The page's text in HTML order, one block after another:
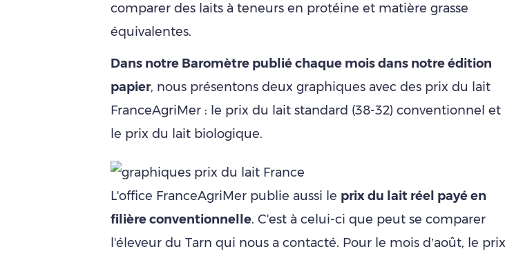
comparer des laits à teneurs en protéine et matière grasse
équivalentes.
Dans notre Baromètre publié chaque mois dans notre édition
papier, nous présentons deux graphiques avec des prix du lait
FranceAgriMer : le prix du lait standard (38-32) conventionnel et
le prix du lait biologique.
L'office FranceAgriMer publie aussi le prix du lait réel payé en
filière conventionnelle. C'est à celui-ci que peut se comparer
l'éleveur du Tarn qui nous a contacté. Pour le mois d’août, le prix